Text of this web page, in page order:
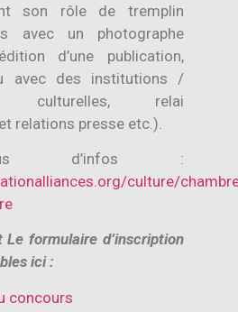
son rôle de tremplin
avec un photographe
d’une publication,
avec des institutions /
culturelles, relai
relations presse etc.).
d’infos :
culture/
formulaire d’inscription
ici :
concours